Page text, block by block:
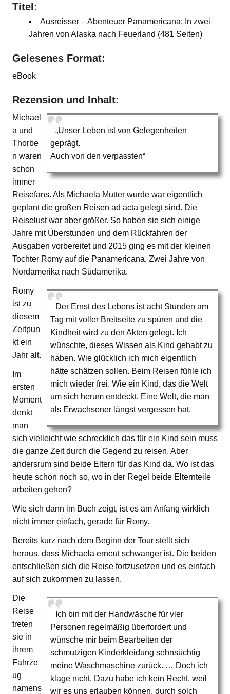
Titel:
Ausreisser – Abenteuer Panamericana: In zwei
Jahren von Alaska nach Feuerland (481 Seiten)
Gelesenes Format:
eBook
Rezension und Inhalt:
„Unser Leben ist von Gelegenheiten
geprägt.
Auch von den verpassten“
Michael
a und
Thorbe
n waren
schon
immer
Reisefans. Als Michaela Mutter wurde war eigentlich
geplant die großen Reisen ad acta gelegt sind. Die
Reiselust war aber größer. So haben sie sich einige
Jahre mit Überstunden und dem Rückfahren der
Ausgaben vorbereitet und 2015 ging es mit der kleinen
Tochter Romy auf die Panamericana. Zwei Jahre von
Nordamerika nach Südamerika.
Der Ernst des Lebens ist acht Stunden am
Tag mit voller Breitseite zu spüren und die
Kindheit wird zu den Akten gelegt. Ich
wünschte, dieses Wissen als Kind gehabt zu
haben. Wie glücklich ich mich eigentlich
hätte schätzen sollen. Beim Reisen fühle ich
mich wieder frei. Wie ein Kind, das die Welt
um sich herum entdeckt. Eine Welt, die man
als Erwachsener längst vergessen hat.
Romy
ist zu
diesem
Zeitpun
kt ein
Jahr alt.
Im
ersten
Moment
denkt
man
sich vielleicht wie schrecklich das für ein Kind sein muss
die ganze Zeit durch die Gegend zu reisen. Aber
andersrum sind beide Eltern für das Kind da. Wo ist das
heute schon noch so, wo in der Regel beide Elternteile
arbeiten gehen?
Wie sich dann im Buch zeigt, ist es am Anfang wirklich
nicht immer einfach, gerade für Romy.
Bereits kurz nach dem Beginn der Tour stellt sich
heraus, dass Michaela erneut schwanger ist. Die beiden
entschließen sich die Reise fortzusetzen und es einfach
auf sich zukommen zu lassen.
Ich bin mit der Handwäsche für vier
Personen regelmäßig überfordert und
wünsche mir beim Bearbeiten der
schmutzigen Kinderkleidung sehnsüchtig
meine Waschmaschine zurück. … Doch ich
klage nicht. Dazu habe ich kein Recht, weil
wir es uns erlauben können, durch solch
Die
Reise
treten
sie in
ihrem
Fahrze
ug
namens